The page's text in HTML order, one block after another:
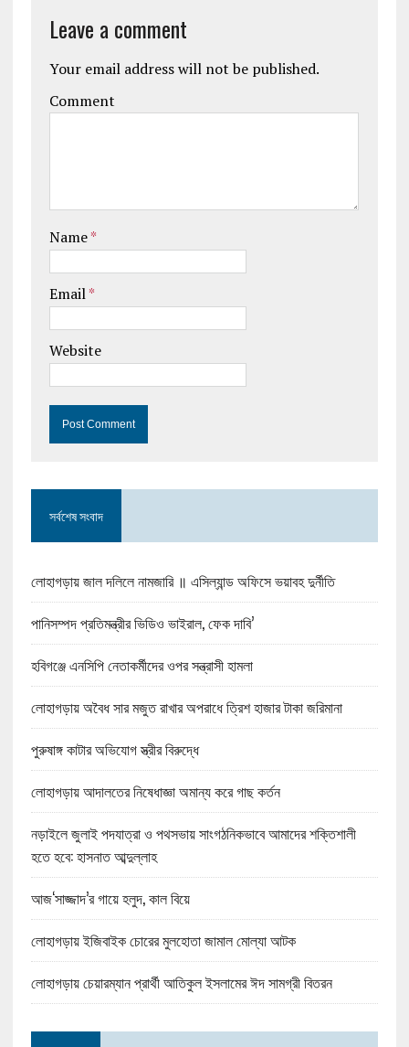
Leave a comment
Your email address will not be published.
Comment
Name*
Email*
Website
সর্বশেষ সংবাদ
লোহাগড়ায় জাল দলিলে নামজারি ॥ এসিল্যান্ড অফিসে ভয়াবহ দুর্নীতি
পানিসম্পদ প্রতিমন্ত্রীর ভিডিও ভাইরাল, ফেক দাবি’
হবিগঞ্জে এনসিপি নেতাকর্মীদের ওপর সন্ত্রাসী হামলা
লোহাগড়ায় অবৈধ সার মজুত রাখার অপরাধে ত্রিশ হাজার টাকা জরিমানা
পুরুষাঙ্গ কাটার অভিযোগ স্ত্রীর বিরুদ্ধে
লোহাগড়ায় আদালতের নিষেধাজ্ঞা অমান্য করে গাছ কর্তন
নড়াইলে জুলাই পদযাত্রা ও পথসভায় সাংগঠনিকভাবে আমাদের শক্তিশালী
হতে হবে: হাসনাত আব্দুল্লাহ
আজ‘সাজ্জাদ’র গায়ে হলুদ, কাল বিয়ে
লোহাগড়ায় ইজিবাইক চোরের মুলহোতা জামাল মোল্যা আটক
লোহাগড়ায় চেয়ারম্যান প্রার্থী আতিকুল ইসলামের ঈদ সামগ্রী বিতরন